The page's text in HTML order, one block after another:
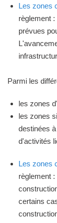
Les zones
règlement
prévues
Parmi les
les zones
les zones
destinées
d'activités
Les zones
règlement
certains